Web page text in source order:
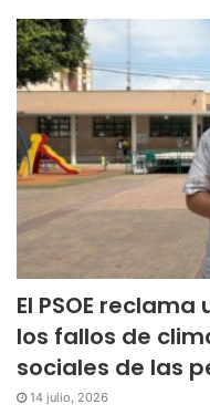
El PSOE
los fallos de
sociales de las
14 julio, 2026